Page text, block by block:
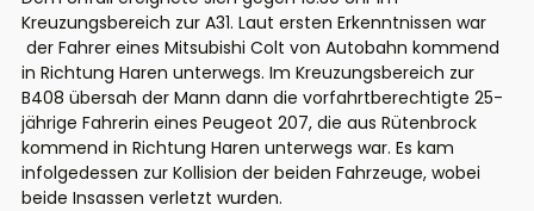
Kreuzungsbereich zur A31. Laut ersten Erkenntnissen war
der Fahrer eines Mitsubishi Colt von Autobahn kommend
in Richtung Haren unterwegs. Im Kreuzungsbereich zur
B408 übersah der Mann dann die vorfahrtberechtigte 25-
jährige Fahrerin eines Peugeot 207, die aus Rütenbrock
kommend in Richtung Haren unterwegs war. Es kam
infolgedessen zur Kollision der beiden Fahrzeuge, wobei
beide Insassen verletzt wurden.